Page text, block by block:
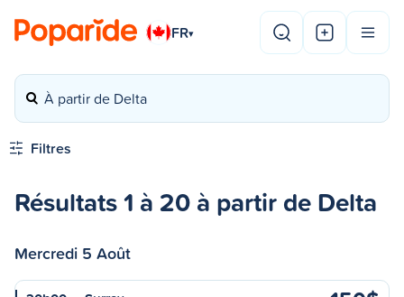
FR▾
À partir de Delta
Filtres
Résultats 1 à 20 à partir de Delta
Mercredi 5 Août